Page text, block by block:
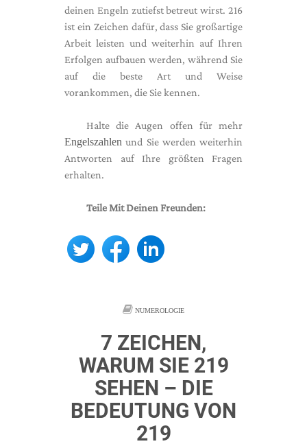
deinen Engeln zutiefst betreut wirst. 216
ist ein Zeichen dafür, dass Sie großartige
Arbeit leisten und weiterhin auf Ihren
Erfolgen aufbauen werden, während Sie
auf die beste Art und Weise
vorankommen, die Sie kennen.
Halte die Augen offen für mehr
Engelszahlen und Sie werden weiterhin
Antworten auf Ihre größten Fragen
erhalten.
Teile Mit Deinen Freunden:
NUMEROLOGIE
7 ZEICHEN,
WARUM SIE 219
SEHEN – DIE
BEDEUTUNG VON
219